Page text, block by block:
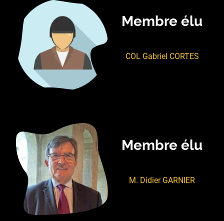
Membre élu
COL Gabriel CORTES
Membre élu
M. Didier GARNIER